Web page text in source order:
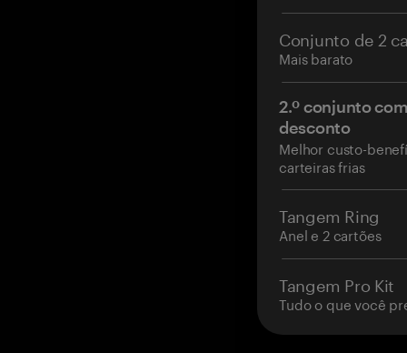
Conjunto de 2
Mais barato
2.º conjunto
desconto
Melhor custo-
carteiras frias
Tangem Ring
Anel e 2 cartões
Tangem Pro Kit
Tudo o que você